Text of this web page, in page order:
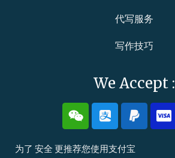
代写服务
写作技巧
We Accept :
W
e
i
x
A
l
i
p
P
a
y
p
C
c
-
为了 安全 更推荐您使用支付宝